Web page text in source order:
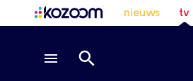
nieuws tv